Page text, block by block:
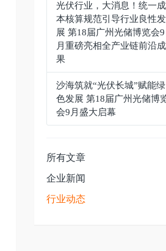
光伏行业，大消息！统一成
本核算规范引导行业良性发
展 第18届广州光储博览会9
月重磅亮相全产业链前沿成
果
沙海筑就“光伏长城”赋能绿
色发展 第18届广州光储博
会9月盛大启幕
所有文章
企业新闻
行业动态